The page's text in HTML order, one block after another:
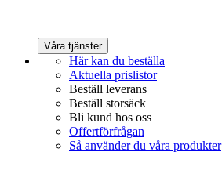
Våra tjänster
Här kan du beställa
Aktuella prislistor
Beställ leverans
Beställ storsäck
Bli kund hos oss
Offertförfrågan
Så använder du våra produkter